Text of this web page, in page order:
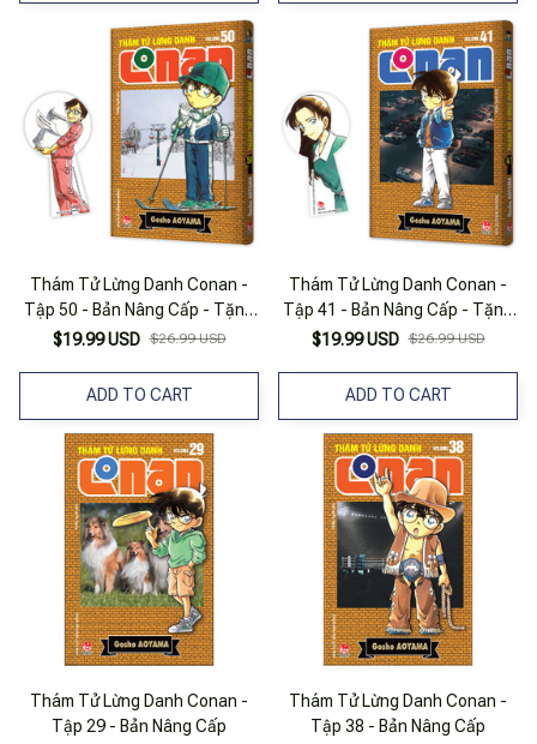
Thám Tử Lừng Danh Conan -
Tập 50 - Bản Nâng Cấp - Tặng
Kèm Bookmark
$19.99 USD $26.99 USD
ADD TO CART
Thám Tử Lừng Danh Conan -
Tập 41 - Bản Nâng Cấp - Tặng
Kèm Bookmark
$19.99 USD $26.99 USD
ADD TO CART
Thám Tử Lừng Danh Conan -
Tập 29 - Bản Nâng Cấp
Thám Tử Lừng Danh Conan -
Tập 38 - Bản Nâng Cấp